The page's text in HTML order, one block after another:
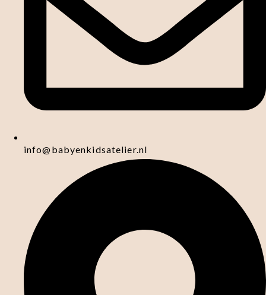
info@babyenkidsatelier.nl